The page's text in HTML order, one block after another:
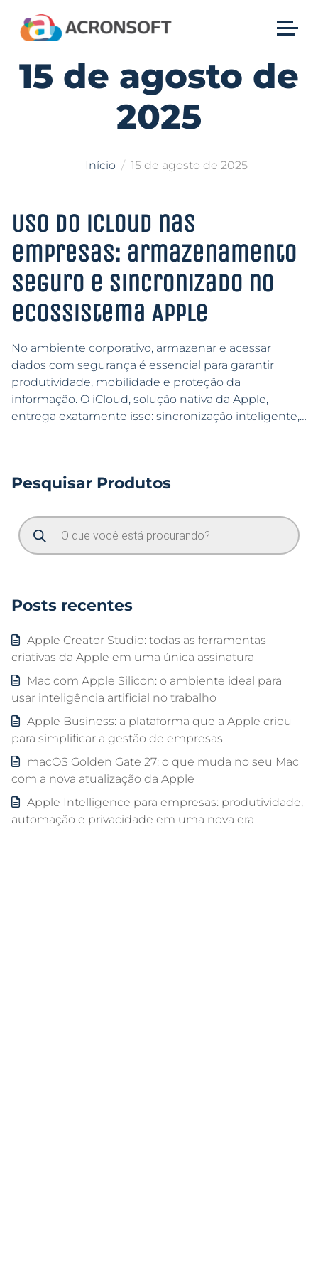
15 de agosto de
2025
Início 15 de agosto de 2025
Uso do iCloud nas
empresas: armazenamento
seguro e sincronizado no
ecossistema Apple
No ambiente corporativo, armazenar e acessar
dados com segurança é essencial para garantir
produtividade, mobilidade e proteção da
informação. O iCloud, solução nativa da Apple,
entrega exatamente isso: sincronização inteligente,…
Pesquisar Produtos
Posts recentes
Apple Creator Studio: todas as ferramentas
criativas da Apple em uma única assinatura
Mac com Apple Silicon: o ambiente ideal para
usar inteligência artificial no trabalho
Apple Business: a plataforma que a Apple criou
para simplificar a gestão de empresas
macOS Golden Gate 27: o que muda no seu Mac
com a nova atualização da Apple
Apple Intelligence para empresas: produtividade,
automação e privacidade em uma nova era